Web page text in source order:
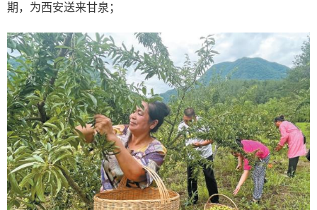
期，为西安送来甘泉；